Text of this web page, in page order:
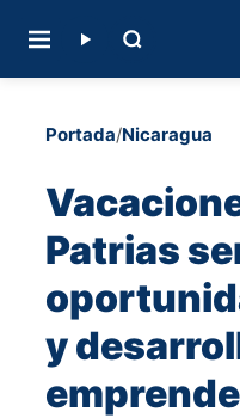
Portada/Nicaragua
Patrias
y